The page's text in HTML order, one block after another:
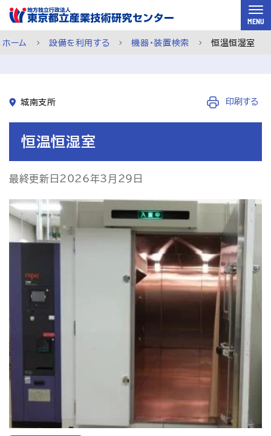
スキップして本文へ
MENU
チャットで相談 ご利用案内 メルマガ登録
アクセス お問い合わせ
プレスリリース
ホーム 設備を利用する 機器・装置検索 恒温恒湿室
城南支所 印刷する
恒温恒湿室
最終更新日2026年3月29日
依頼試験ページ